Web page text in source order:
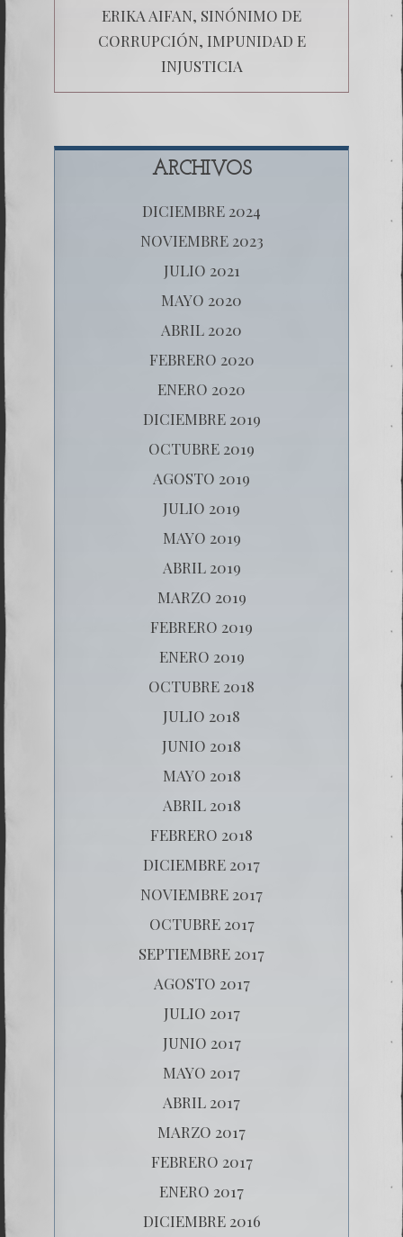
ERIKA AIFAN, SINÓNIMO DE
CORRUPCIÓN, IMPUNIDAD E
INJUSTICIA
ARCHIVOS
DICIEMBRE 2024
NOVIEMBRE 2023
JULIO 2021
MAYO 2020
ABRIL 2020
FEBRERO 2020
ENERO 2020
DICIEMBRE 2019
OCTUBRE 2019
AGOSTO 2019
JULIO 2019
MAYO 2019
ABRIL 2019
MARZO 2019
FEBRERO 2019
ENERO 2019
OCTUBRE 2018
JULIO 2018
JUNIO 2018
MAYO 2018
ABRIL 2018
FEBRERO 2018
DICIEMBRE 2017
NOVIEMBRE 2017
OCTUBRE 2017
SEPTIEMBRE 2017
AGOSTO 2017
JULIO 2017
JUNIO 2017
MAYO 2017
ABRIL 2017
MARZO 2017
FEBRERO 2017
ENERO 2017
DICIEMBRE 2016